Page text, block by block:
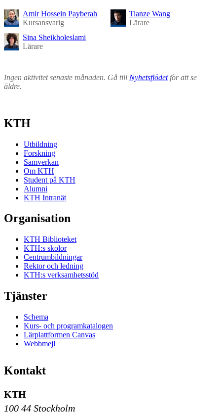
Amir Hossein Payberah
Kursansvarig
Sina Sheikholeslami
Lärare
Tianze Wang
Lärare
Ingen aktivitet senaste månaden. Gå till Nyhetsflödetför att se
äldre.
KTH
Utbildning
Forskning
Samverkan
Om KTH
Student på KTH
Alumni
KTH Intranät
Organisation
KTH Biblioteket
KTH:s skolor
Centrumbildningar
Rektor och ledning
KTH:s verksamhetsstöd
Tjänster
Schema
Kurs- och programkatalogen
Lärplattformen Canvas
Webbmejl
Kontakt
KTH
100 44 Stockholm